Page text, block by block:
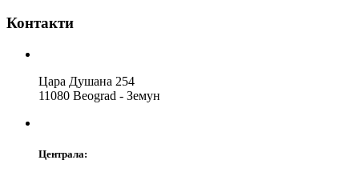
Контакти
Цара Душана 254
11080 Beograd - Земун
Централа: